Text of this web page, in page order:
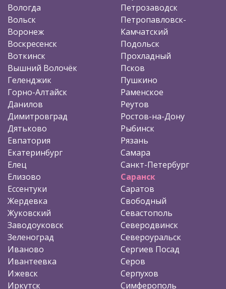
Вологда
Вольск
Воронеж
Воскресенск
Воткинск
Вышний Волочёк
Геленджик
Горно-Алтайск
Данилов
Димитровград
Дятьково
Евпатория
Екатеринбург
Елец
Елизово
Ессентуки
Жердевка
Жуковский
Заводоуковск
Зеленоград
Иваново
Ивантеевка
Ижевск
Иркутск
Петрозаводск
Петропавловск-
Камчатский
Подольск
Прохладный
Псков
Пушкино
Раменское
Реутов
Ростов-на-Дону
Рыбинск
Рязань
Самара
Санкт-Петербург
Саранск
Саратов
Свободный
Севастополь
Северодвинск
Североуральск
Сергиев Посад
Серов
Серпухов
Симферополь